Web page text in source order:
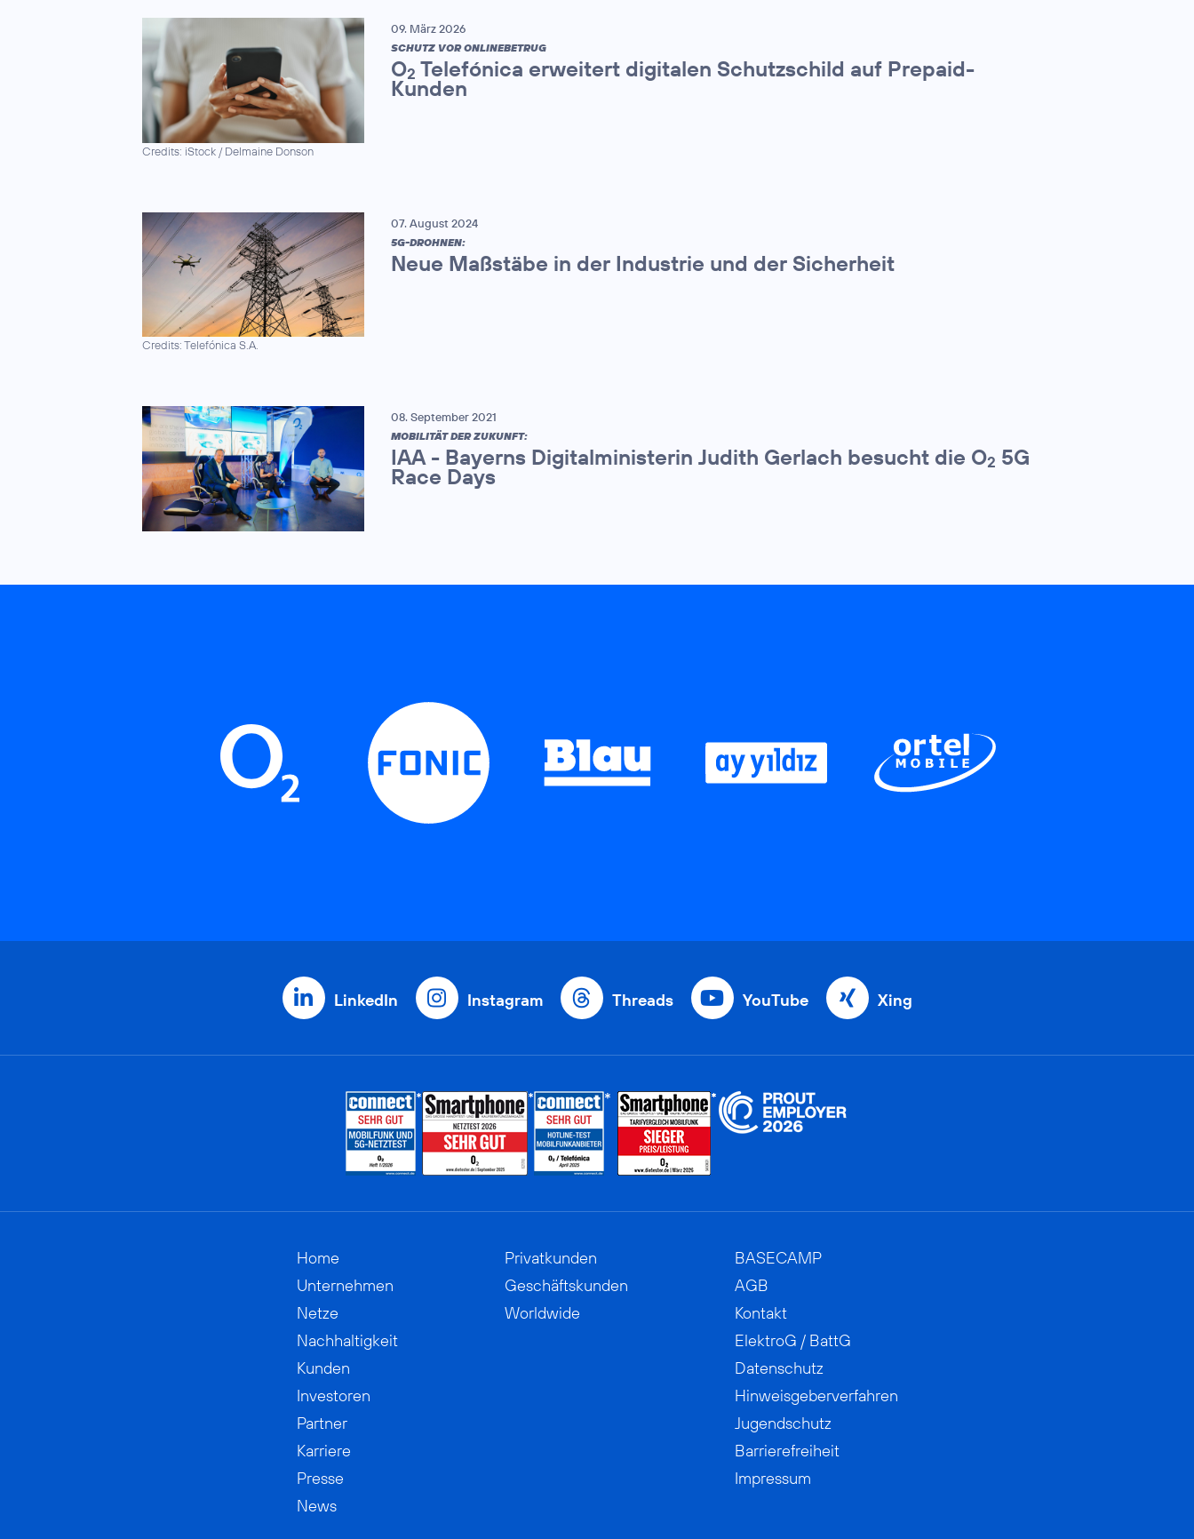
Credits: iStock / Delmaine Donson
09. März 2026
SCHUTZ VOR ONLINEBETRUG
O2 Telefónica erweitert digitalen Schutzschild auf Prepaid-
Kunden
Credits: Telefónica S.A.
07. August 2024
5G-DROHNEN:
Neue Maßstäbe in der Industrie und der Sicherheit
08. September 2021
MOBILITÄT DER ZUKUNFT:
IAA - Bayerns Digitalministerin Judith Gerlach besucht die O2 5G
Race Days
LinkedIn Instagram Threads YouTube Xing
Home
Unternehmen
Netze
Nachhaltigkeit
Kunden
Investoren
Partner
Karriere
Presse
News
Privatkunden
Geschäftskunden
Worldwide
BASECAMP
AGB
Kontakt
ElektroG / BattG
Datenschutz
Hinweisgeberverfahren
Jugendschutz
Barrierefreiheit
Impressum